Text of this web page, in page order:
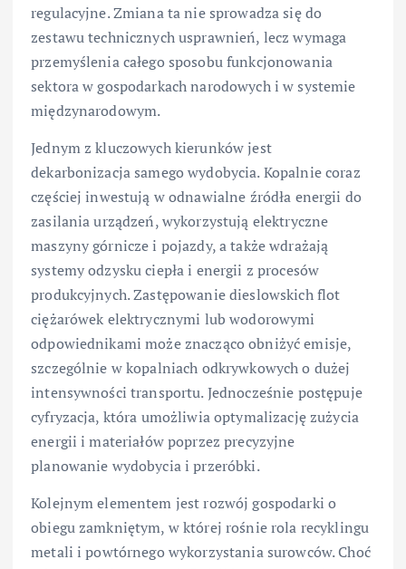
regulacyjne. Zmiana ta nie sprowadza się do
zestawu technicznych usprawnień, lecz wymaga
przemyślenia całego sposobu funkcjonowania
sektora w gospodarkach narodowych i w systemie
międzynarodowym.
Jednym z kluczowych kierunków jest
dekarbonizacja samego wydobycia. Kopalnie coraz
częściej inwestują w odnawialne źródła energii do
zasilania urządzeń, wykorzystują elektryczne
maszyny górnicze i pojazdy, a także wdrażają
systemy odzysku ciepła i energii z procesów
produkcyjnych. Zastępowanie dieslowskich flot
ciężarówek elektrycznymi lub wodorowymi
odpowiednikami może znacząco obniżyć emisje,
szczególnie w kopalniach odkrywkowych o dużej
intensywności transportu. Jednocześnie postępuje
cyfryzacja, która umożliwia optymalizację zużycia
energii i materiałów poprzez precyzyjne
planowanie wydobycia i przeróbki.
Kolejnym elementem jest rozwój gospodarki o
obiegu zamkniętym, w której rośnie rola recyklingu
metali i powtórnego wykorzystania surowców. Choć